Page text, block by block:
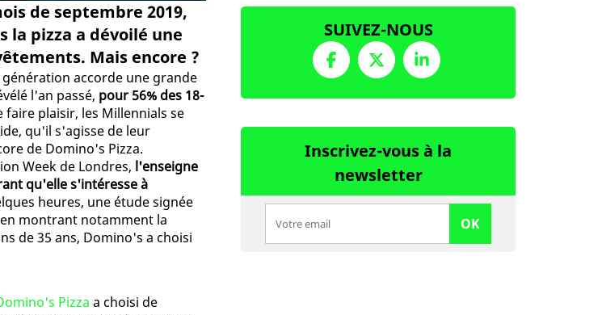
de septembre 2019,
la pizza a dévoilé une
Mais encore ?
accorde une grande
l'an passé, pour 56% des 18-
faire plaisir, les Millennials se
qu'il s'agisse de leur
de Domino's Pizza.
Week de Londres, l'enseigne
qu'elle s'intéresse à
heures, une étude signée
montrant notamment la
de 35 ans, Domino's a choisi
Pizza a choisi de
SUIVEZ-NOUS
Inscrivez-vous à la
newsletter
OK